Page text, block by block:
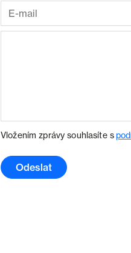
Vložením zprávy souhlasíte s
Odeslat